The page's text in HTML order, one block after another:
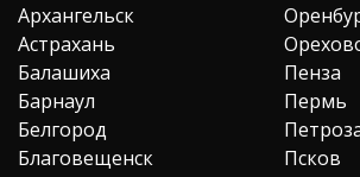
Архангельск
Астрахань
Балашиха
Барнаул
Белгород
Благовещенск
Пенза
Пермь
Псков